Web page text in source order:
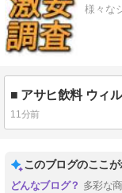
様々な
11分前
このブログのここ
多彩な